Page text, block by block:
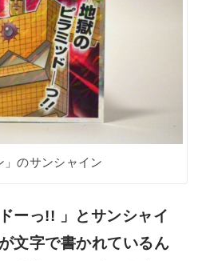
」のサンシャイン
ーっ!! 」とサンシャイ
文字で書かれているん